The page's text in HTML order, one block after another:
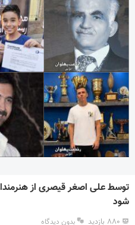
شود
۸۸۰ بازدید بدون دیدگاه